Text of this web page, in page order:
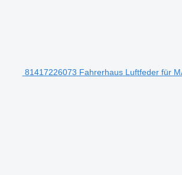
81417226073 Fahrerhaus Luftfeder für